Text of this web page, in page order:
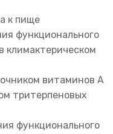
к пище
функционального
климактерическом
витаминов А
тритерпеновых
функционального